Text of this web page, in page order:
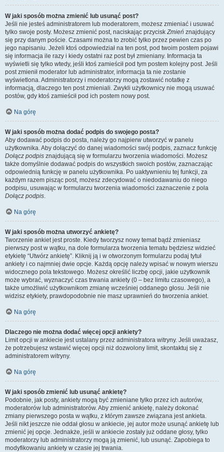
W jaki sposób można zmienić lub usunąć post?
Jeśli nie jesteś administratorem lub moderatorem, możesz zmieniać i usuwać
tylko swoje posty. Możesz zmienić post, naciskając przyciskZmień znajdujący
się przy danym poście. Czasami można to zrobić tylko przez pewien czas po
jego napisaniu. Jeżeli ktoś odpowiedział na ten post, pod twoim postem pojawi
się informacja ile razy i kiedy ostatni raz post był zmieniany. Informacja ta
wyświetli się tylko wtedy, jeśli ktoś zamieścił pod tym postem kolejny post. Jeśli
post zmienił moderator lub administrator, informacja ta nie zostanie
wyświetlona. Administratorzy i moderatorzy mogą zostawić notatkę z
informacją, dlaczego ten post zmieniali. Zwykli użytkownicy nie mogą usuwać
postów, gdy ktoś zamieścił pod ich postem nowy post.
Na górę
W jaki sposób można dodać podpis do swojego posta?
Aby dodawać podpis do posta, należy go najpierw utworzyć w panelu
użytkownika. Aby dołączyć do danej wiadomości swój podpis, zaznacz funkcję
Dołącz podpis znajdującą się w formularzu tworzenia wiadomości. Możesz
także domyślnie dodawać podpis do wszystkich swoich postów, zaznaczając
odpowiednią funkcję w panelu użytkownika. Po uaktywnieniu tej funkcji, za
każdym razem pisząc post, możesz zdecydować o niedodawaniu do niego
podpisu, usuwając w formularzu tworzenia wiadomości zaznaczenie z pola
Dołącz podpis.
Na górę
W jaki sposób można utworzyć ankietę?
Tworzenie ankiet jest proste. Kiedy tworzysz nowy temat bądź zmieniasz
pierwszy post w wątku, na dole formularza tworzenia tematu będziesz widzieć
etykietę “Utwórz ankietę”. Kliknij ją i w otworzonym formularzu podaj tytuł
ankiety i co najmniej dwie opcje. Każdą opcję należy wpisać w nowym wierszu
widocznego pola tekstowego. Możesz określić liczbę opcji, jakie użytkownik
może wybrać, wyznaczyć czas trwania ankiety (0 – bez limitu czasowego), a
także umożliwić użytkownikom zmianę wcześniej oddanego głosu. Jeśli nie
widzisz etykiety, prawdopodobnie nie masz uprawnień do tworzenia ankiet.
Na górę
Dlaczego nie można dodać więcej opcji ankiety?
Limit opcji w ankiecie jest ustalany przez administratora witryny. Jeśli uważasz,
że potrzebujesz wstawić więcej opcji niż dozwolony limit, skontaktuj się z
administratorem witryny.
Na górę
W jaki sposób zmienić lub usunąć ankietę?
Podobnie, jak posty, ankiety mogą być zmieniane tylko przez ich autorów,
moderatorów lub administratorów. Aby zmienić ankietę, należy dokonać
zmiany pierwszego posta w wątku, z którym zawsze związana jest ankieta.
Jeśli nikt jeszcze nie oddał głosu w ankiecie, jej autor może usunąć ankietę lub
zmienić jej opcje. Jednakże, jeśli w ankiecie zostały już oddane głosy, tylko
moderatorzy lub administratorzy mogą ją zmienić, lub usunąć. Zapobiega to
modyfikowaniu ankiety w czasie jej trwania.